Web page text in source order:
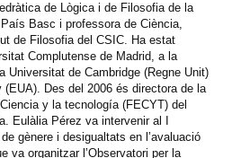
de Lògica i de Filosofia de la
Basc i professora de Ciència,
de Filosofia del CSIC. Ha estat
Complutense de Madrid, a la
Universitat de Cambridge (Regne Unit)
Des del 2006 és directora de la
y la tecnología (FECYT) del
Eulàlia Pérez va intervenir al I
gènere i desigualtats en l’avaluació
va organitzar l’Observatori per la